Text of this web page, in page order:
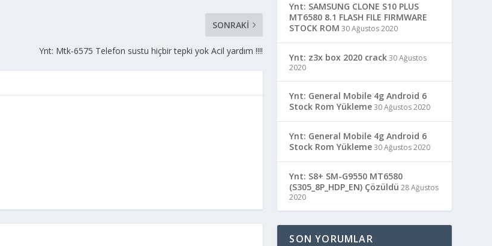
SONRAKI
Ynt: Mtk-6575 Telefon sustu hiçbir tepki yok Acil yardım !!!!
Ynt: SAMSUNG CLONE S10 PLUS
MT6580 8.1 FLASH FILE FIRMWARE
STOCK ROM 30 Ağustos 2020
Ynt: z3x box 2020 crack30 Ağustos
2020
Ynt: General Mobile 4g Android 6
Stock Rom Yükleme30 Ağustos 2020
Ynt: General Mobile 4g Android 6
Stock Rom Yükleme30 Ağustos 2020
Ynt: S8+ SM-G9550 MT6580
(S305_8P_HDP_EN) Çözüldü 28 Ağustos
2020
SON YORUMLAR